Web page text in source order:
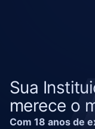
Sua
merece o
Com 18 anos de